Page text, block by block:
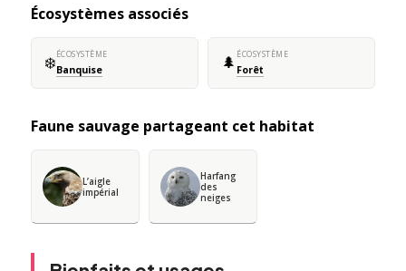
Écosystèmes associés
❄️ÉCOSYSTÈME
Banquise 🌲 ÉCOSYSTÈME
Forêt
Faune sauvage partageant cet habitat
L’aigle
impérial
Harfang
des
neiges